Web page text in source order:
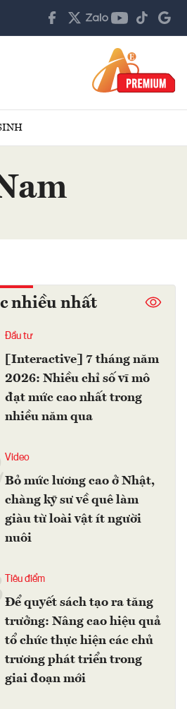
nhiều nhất
Đầu tư
[Interactive] 7 tháng năm
2026: Nhiều chỉ số vĩ mô
đạt mức cao nhất trong
nhiều năm qua
2Video
Bỏ mức lương cao ở Nhật,
chàng kỹ sư về quê làm
giàu từ loài vật ít người
nuôi
Tiêu điểm
Để quyết sách tạo ra tăng
trưởng: Nâng cao hiệu quả
tổ chức thực hiện các chủ
trương phát triển trong
giai đoạn mới